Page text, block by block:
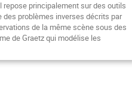
principalement sur des outils
des problèmes inverses décrits par
de la même scène sous des
de Graetz qui modélise les